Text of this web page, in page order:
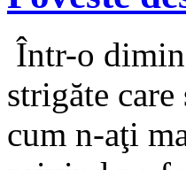
Într-o
strigăte
cum n-aţi